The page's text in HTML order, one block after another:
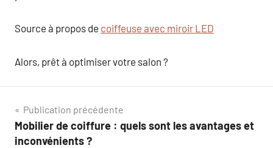
Source à propos de coiffeuse avec miroir LED
Alors, prêt à optimiser votre salon ?
Navigation
de
Publication précédente
Mobilier de coiffure : quels sont les avantages et
inconvénients ?